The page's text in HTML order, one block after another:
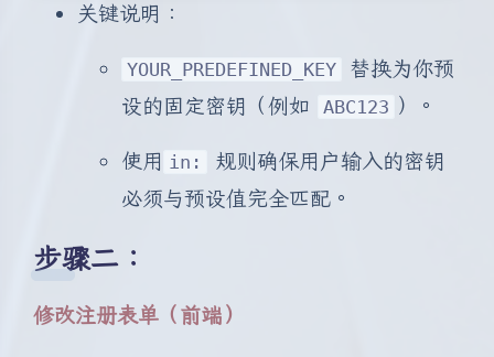
关键说明：
YOUR_PREDEFINED_KEY
替换为你预
设的固定密钥（例如
ABC123 ）。
使用 in:
规则确保用户输入的密钥
必须与预设值完全匹配。
步骤二：
修改注册表单（前端）